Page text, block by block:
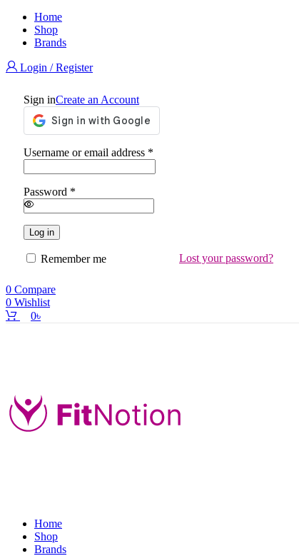
Home
Shop
Brands
Login / Register
Sign inCreate an Account
Username or email address *
Password *
Log in
Lost your password?
Remember me
0 Compare
0 Wishlist
0৳
Home
Shop
Brands